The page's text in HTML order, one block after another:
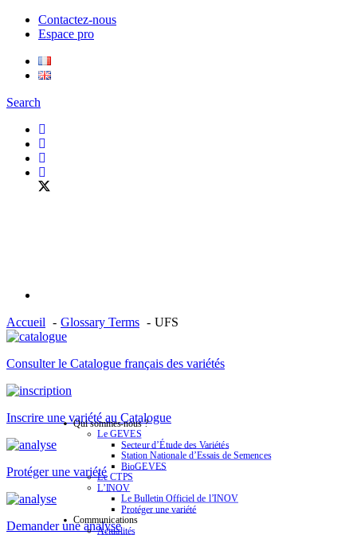
Contactez-nous
Espace pro
Search
Accueil Glossary Terms UFS
Consulter le Catalogue français des variétés
Inscrire une variété au Catalogue
Protéger une variété
Demander une analyse
Qui sommes-nous ?
Le GEVES
Secteur d’Étude des Variétés
Station Nationale d’Essais de Semences
BioGEVES
Le CTPS
L’INOV
Le Bulletin Officiel de l’INOV
Protéger une variété
Communications
Actualités